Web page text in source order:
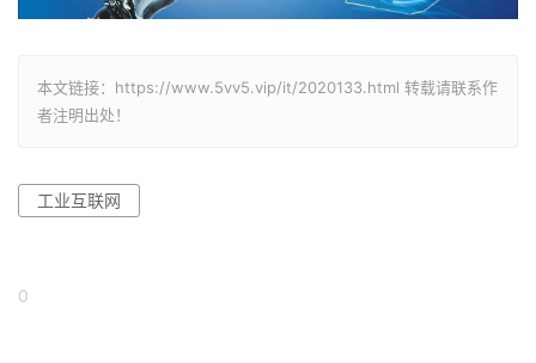
本文链接：https://www.5vv5.vip/it/2020133.html 转载请联系作
者注明出处！
工业互联网
0